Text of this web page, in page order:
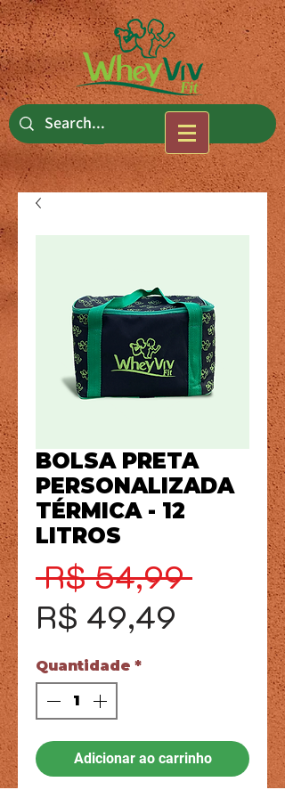
BOLSA PRETA
PERSONALIZADA
TÉRMICA - 12
LITROS
R$ 54,99 Preço
normal
R$ 49,49
Quantidade *
Adicionar ao carrinho